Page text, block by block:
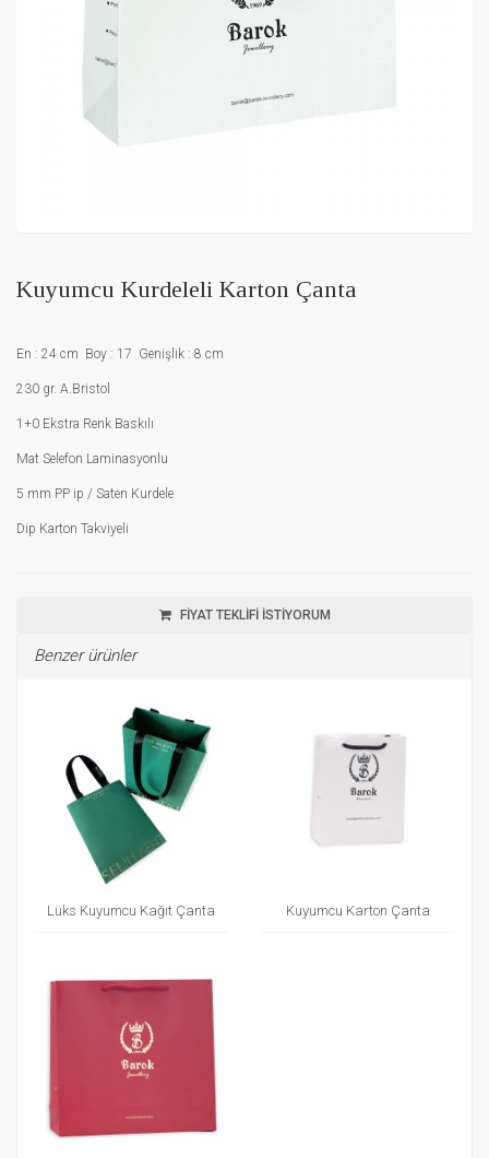
Kuyumcu Kurdeleli Karton Çanta
En : 24 cm Boy : 17 Genişlik : 8 cm
230 gr. A.Bristol
1+0 Ekstra Renk Baskılı
Mat Selefon Laminasyonlu
5 mm PP ip / Saten Kurdele
Dip Karton Takviyeli
FİYAT TEKLİFİ İSTİYORUM
Benzer ürünler
Lüks Kuyumcu Kağıt Çanta Kuyumcu Karton Çanta